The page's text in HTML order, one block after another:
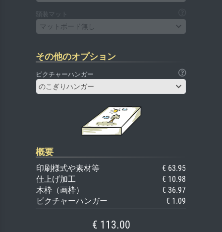
額装マット
マットボード無し
その他のオプション
ピクチャーハンガー
のこぎりハンガー
概要
印刷様式や素材等
€ 63.95
仕上げ加工
€ 10.98
木枠（画枠）
€ 36.97
ピクチャーハンガー
€ 1.09
€ 113.00